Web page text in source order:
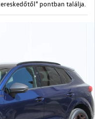
pontban találja.